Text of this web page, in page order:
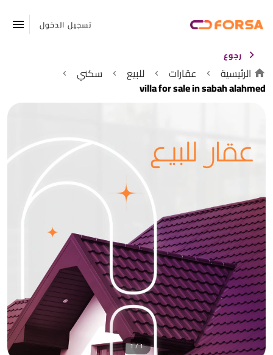
تسجيل الدخول
رجوع
الرئيسية عقارات للبيع
سكني
villa for sale in sabah alahmed
1 / 1